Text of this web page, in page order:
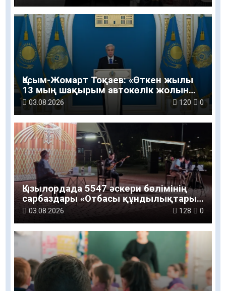
Қасым-Жомарт Тоқаев: «Өткен жылы
13 мың шақырым автокөлік жолын
салу және жөндеу жұмысы
03.08.2026 120 0
Қызылордада 5547 әскери бөлімінің
сарбаздары «Отбасы құндылықтары
– ұлт болашағы» атты рухани-мәдени
03.08.2026 128 0